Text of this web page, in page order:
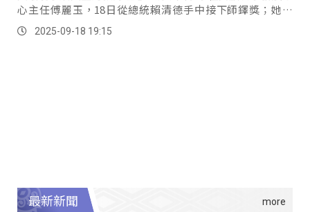
心主任傅麗玉，18日從總統賴清德手中接下師鐸獎；她坦
言，入選師鐸獎讓她相當驚喜，但心中最在意的始終是如何
延續原住民族的文化智慧、帶進教育研究。
2025-09-18 19:15
最新新聞